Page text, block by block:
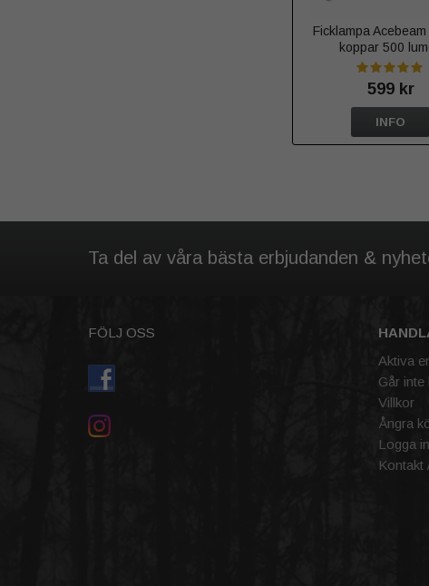
Ficklampa
koppar 500
599 kr
INFO
Ta del av våra bästa erbjudanden &
FÖLJ OSS
Aktiva
Går
Villkor
Ångra
Logga in
Kontakt